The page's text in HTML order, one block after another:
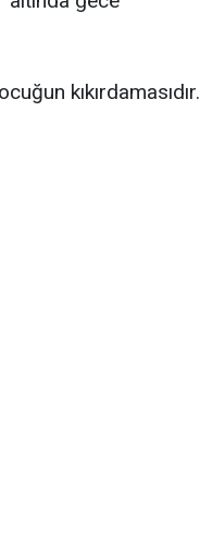
kıkırdamasıdır.